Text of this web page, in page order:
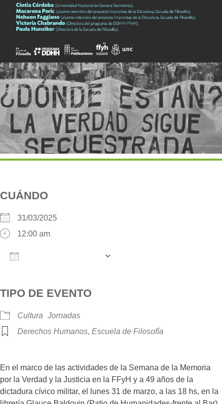
CUÁNDO
31/03/2025
12:00 am
TIPO DE EVENTO
Cultura Jornadas
Derechos Humanos, Escuela de Filosofía
En el marco de las actividades de la Semana de la Memoria
por la Verdad y la Justicia en la FFyH y a 49 años de la
dictadura cívico militar, el lunes 31 de marzo, a las 18 hs, en la